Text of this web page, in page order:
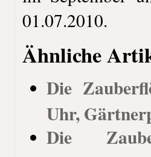
01.07.2010.
Ähnliche
Die
Uhr,
Die